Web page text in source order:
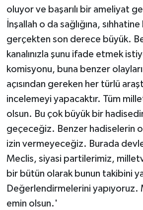
oluyor ve başarılı bir ameliyat
İnşallah o da sağlığına,
gerçekten son derece büyük.
kanalınızla şunu ifade etmek
komisyonu, buna benzer
açısından gereken her türlü
incelemeyi yapacaktır. Tüm
olsun. Bu çok büyük bir
geçeceğiz. Benzer hadiselerin
izin vermeyeceğiz. Burada
Meclis, siyasi partilerimiz,
bir bütün olarak bunun takibini
Değerlendirmelerini yapıyoruz.
emin olsun.'